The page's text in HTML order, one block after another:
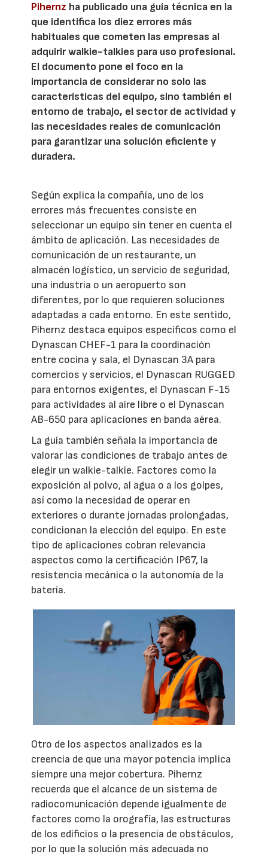
Pihernz ha publicado una guía técnica en la
que identifica los diez errores más
habituales que cometen las empresas al
adquirir walkie-talkies para uso profesional.
El documento pone el foco en la
importancia de considerar no solo las
características del equipo, sino también el
entorno de trabajo, el sector de actividad y
las necesidades reales de comunicación
para garantizar una solución eficiente y
duradera.
Según explica la compañía, uno de los
errores más frecuentes consiste en
seleccionar un equipo sin tener en cuenta el
ámbito de aplicación. Las necesidades de
comunicación de un restaurante, un
almacén logístico, un servicio de seguridad,
una industria o un aeropuerto son
diferentes, por lo que requieren soluciones
adaptadas a cada entorno. En este sentido,
Pihernz destaca equipos específicos como el
Dynascan CHEF-1 para la coordinación
entre cocina y sala, el Dynascan 3A para
comercios y servicios, el Dynascan RUGGED
para entornos exigentes, el Dynascan F-15
para actividades al aire libre o el Dynascan
AB-650 para aplicaciones en banda aérea.
La guía también señala la importancia de
valorar las condiciones de trabajo antes de
elegir un walkie-talkie. Factores como la
exposición al polvo, al agua o a los golpes,
así como la necesidad de operar en
exteriores o durante jornadas prolongadas,
condicionan la elección del equipo. En este
tipo de aplicaciones cobran relevancia
aspectos como la certificación IP67, la
resistencia mecánica o la autonomía de la
batería.
Otro de los aspectos analizados es la
creencia de que una mayor potencia implica
siempre una mejor cobertura. Pihernz
recuerda que el alcance de un sistema de
radiocomunicación depende igualmente de
factores como la orografía, las estructuras
de los edificios o la presencia de obstáculos,
por lo que la solución más adecuada no